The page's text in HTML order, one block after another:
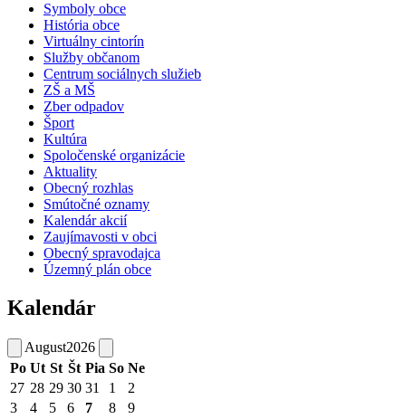
Symboly obce
História obce
Virtuálny cintorín
Služby občanom
Centrum sociálnych služieb
ZŠ a MŠ
Zber odpadov
Šport
Kultúra
Spoločenské organizácie
Aktuality
Obecný rozhlas
Smútočné oznamy
Kalendár akcií
Zaujímavosti v obci
Obecný spravodajca
Územný plán obce
Kalendár
August2026
Po Ut St Št Pia So Ne
27 28 29 30 31 1
2
3
4 5 6 7 8
9